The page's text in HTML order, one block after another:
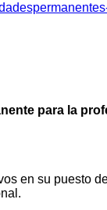
para la
en su puesto